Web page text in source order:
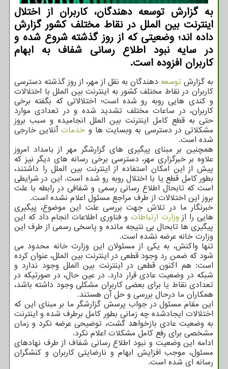
به گزارش توسعه دهندگان، کاربران از اختلال
اینترنت بین الملل در نقاط مختلف کشور گزارش
داده اند؛ وضعیتی که از روز گذشته شروع شده و
در سایه نبود اطلاع رسانی شفاف به ابهام
کاربران افزوده است.
به گزارش توسعه دهندگان به نقل از مهر، از روز گذشته دسترسی
کاربران در نقاط مختلف کشور به اینترنت بین الملل با اختلالات
و کندی هایی روبه رو شده است؛ اختلالاتی که بگفته برخی
کاربران، در ساعات مختلف تشدید شده و در تعدادی موارد
حتی به قطع کامل اینترنت بین الملل انجامیده و سبب بروز
مشکلاتی در دسترسی به وبسایت ها و خدماتآنلاین خارجی
شده است.
همچنین بر مبنای پیگیری های گزارشگر مهر از بامداد امروز
علاوه بر خبرگزاری مهر، دسترسی برخی رسانه های دیگر نیز که
پیش از این امکان استفاده از اینترنت بین الملل را داشتند،
بطور کامل قطع یا با اختلال روبه رو شده است. این در شرایطی
است که تابحال اطلاع رسانی رسمی و شفافی در رابطه با علت
بروز این اختلالات از طرف مراجع مسئول اعلام نشده است.
خبرنگار ما در تلاش جهت بررسی علت این موضوع، پیگیری
هایی را از وزارت ارتباطات و فناوری اطلاعات انجام داد که این
پیگیری ها تابحال بی نتیجه مانده و پاسخی رسمی از طرف این
وزارت خانه عرضه نشده است.
تنها واکنش، به یکی از مسئولان این وزارت خانه محدود می
شود که ضمن رد وجود قطعی در اینترنت بین الملل، عنوان کرده
است: هم اکنون قطعی در اینترنت بین الملل وجود ندارد و
شبکه در وضعیت عادی قرار دارد. در عین حال، در صورتیکه در
تعدادی نقاط یا برای بعضی کاربران مشکلی وجود داشته باشد،
همکاران ما درحال بررسی و حل آن هستند.
این مقام مسئول در جواب پرسش گزارشگر ما بر مبنای این که
اختلالات ایجادشده چه زمانی بطور کامل برطرف شده و اینترنت
به وضعیت عادی بازخواهد گشت، توضیحی عرضه نکرد و زمان
مشخصی برای رفع کامل مشکلات اعلام نکرد.
ادامه این وضعیت و نبود اطلاع رسانی شفاف از طرف نهادهای
مسئول، موجب افزایش ابهام و نارضایتی کاربران و کنشگران
رسانه ای شده است.